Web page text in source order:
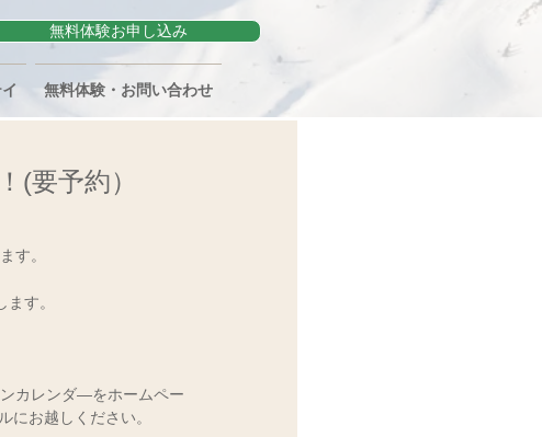
無料体験お申し込み
無料体験・お問い合わせ
要予約）
す。
ます。
カレンダ―をホームペー
にお越しください。